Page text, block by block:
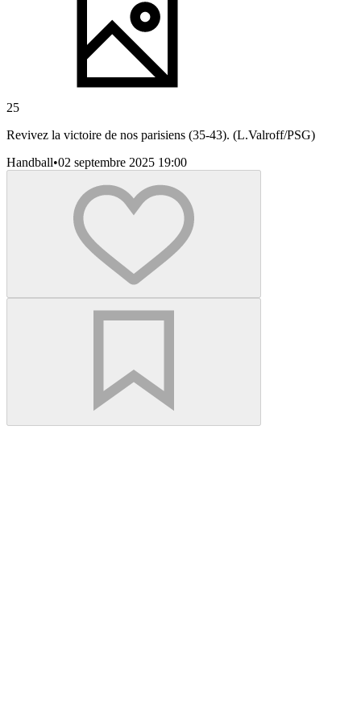
25
Revivez la victoire de nos parisiens (35-43). (L.Valroff/PSG)
Handball•02 septembre 2025 19:00